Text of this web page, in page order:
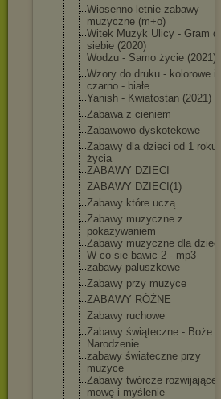
Wiosenno-letnie zabawy
muzyczne (m+o)
Witek Muzyk Ulicy - Gram dla
siebie (2020)
Wodzu - Samo życie (2021)
Wzory do druku - kolorowe i
czarno - białe
Yanish - Kwiatostan (2021)
Zabawa z cieniem
Zabawowo-dyskotekowe
Zabawy dla dzieci od 1 roku
życia
ZABAWY DZIECI
ZABAWY DZIECI(1)
Zabawy które uczą
Zabawy muzyczne z
pokazywaniem
Zabawy muzyczne dla dzieci
W co sie bawic 2 - mp3
zabawy paluszkowe
Zabawy przy muzyce
ZABAWY RÓŻNE
Zabawy ruchowe
Zabawy świąteczne - Boże
Narodzenie
zabawy świateczne przy
muzyce
Zabawy twórcze rozwijające
mowę i myślenie